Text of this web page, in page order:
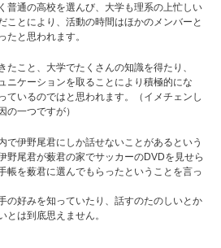
普通の高校を選んび、大学も理系の上忙しい
ことにより、活動の時間はほかのメンバーと
たと思われます。
たこと、大学でたくさんの知識を得たり、
ニケーションを取ることにより積極的にな
ているのではと思われます。（イメチェンし
の一つですが）
で伊野尾君にしか話せないことがあるという
野尾君が薮君の家でサッカーのDVDを見せら
帳を薮君に選んでもらったということを言っ
の好みを知っていたり、話すのたのしいとか
とは到底思えません。